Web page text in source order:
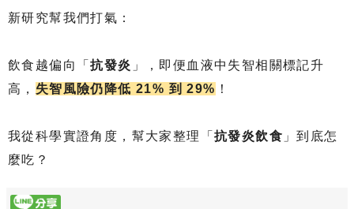
新研究幫我們打氣：
飲食越偏向「抗發炎 」，即便血液中失智相關標記升
高， 失智風險仍降低 21% 到 29% ！
我從科學實證角度，幫大家整理「 抗發炎飲食 」到底怎
麼吃？